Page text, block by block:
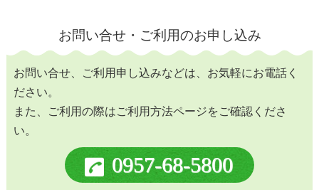
お問い合せ・ご利用のお申し込み
お問い合せ、ご利用申し込みなどは、お気軽にお電話く
ださい。
また、ご利用の際はご利用方法ページをご確認くださ
い。
0957-68-5800